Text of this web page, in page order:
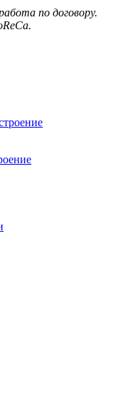
по договору.